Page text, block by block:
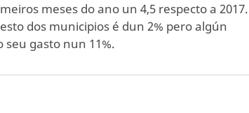
meses do ano un 4,5 respecto a
dos municipios é dun 2% pero algún
gasto nun 11%.